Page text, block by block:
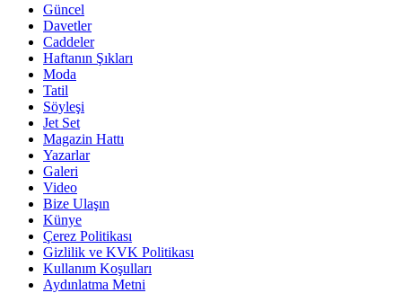
Güncel
Davetler
Caddeler
Haftanın Şıkları
Moda
Tatil
Söyleşi
Jet Set
Magazin Hattı
Yazarlar
Galeri
Video
Bize Ulaşın
Künye
Çerez Politikası
Gizlilik ve KVK Politikası
Kullanım Koşulları
Aydınlatma Metni